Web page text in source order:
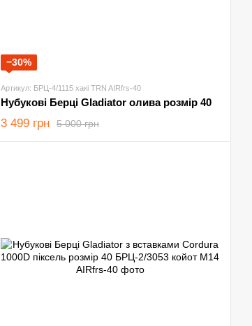
−30%
Артикул: БРЦ-4/1115 хакі TRN AIRfrs-40
Нубукові Берці Gladiator олива розмір 40
5 000 грн
3 499 грн